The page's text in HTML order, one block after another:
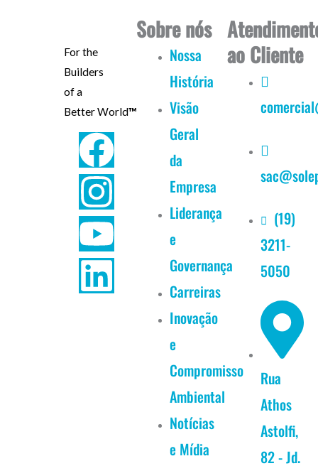
For the
Builders
of a
Better World™
F
a
c
e
b
I
n
s
t
a
Y
o
u
t
u
L
i
n
k
e
Sobre nós
Nossa
História
Visão
Geral
da
Empresa
Liderança
e
Governança
Carreiras
Inovação
e
Compromisso
Ambiental
Notícias
e Mídia
ao Cliente
(19)
3211-
5050
Rua
Athos
Astolfi,
82 - Jd.